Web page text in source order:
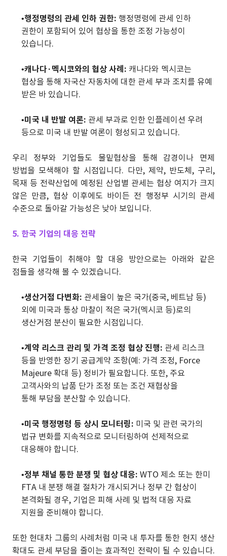
•행정명령의 관세 인하 권한:행정명령에 관세 인하
권한이 포함되어 있어 협상을 통한 조정 가능성이
있습니다.
•캐나다·멕시코와의 협상 사례: 캐나다와 멕시코는
협상을 통해 자국산 자동차에 대한 관세 부과 조치를 유예
받은 바 있습니다.
•미국 내 반발 여론: 관세 부과로 인한 인플레이션 우려
등으로 미국 내 반발 여론이 형성되고 있습니다.
우리 정부와 기업들도 물밑협상을 통해 감경이나 면제
방법을 모색해야 할 시점입니다. 다만, 제약, 반도체, 구리,
목재 등 전략산업에 예정된 산업별 관세는 협상 여지가 크지
않은 만큼, 협상 이후에도 바이든 전 행정부 시기의 관세
수준으로 돌아갈 가능성은 낮아 보입니다.
5. 한국 기업의 대응 전략
한국 기업들이 취해야 할 대응 방안으로는 아래와 같은
점들을 생각해 볼 수 있겠습니다.
•생산거점 다변화: 관세율이 높은 국가(중국, 베트남 등)
외에 미국과 통상 마찰이 적은 국가(멕시코 등)로의
생산거점 분산이 필요한 시점입니다.
•계약 리스크 관리 및 가격 조정 협상 진행: 관세 리스크
등을 반영한 장기 공급계약 조항(예: 가격 조정, Force
Majeure 확대 등) 정비가 필요합니다. 또한, 주요
고객사와의 납품 단가 조정 또는 조건 재협상을
통해 부담을 분산할 수 있습니다.
•미국 행정명령 등 상시 모니터링: 미국 및 관련 국가의
법규 변화를 지속적으로 모니터링하여 선제적으로
대응해야 합니다.
•정부 채널 통한 분쟁 및 협상 대응:WTO 제소 또는 한미
FTA 내 분쟁 해결 절차가 개시되거나 정부 간 협상이
본격화될 경우, 기업은 피해 사례 및 법적 대응 자료
지원을 준비해야 합니다.
또한 현대차 그룹의 사례처럼 미국 내 투자를 통한 현지 생산
확대도 관세 부담을 줄이는 효과적인 전략이 될 수 있습니다.